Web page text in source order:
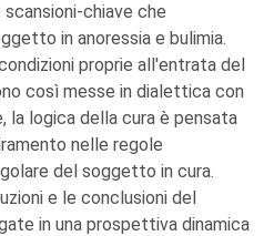
chiave che
in anoressia e bulimia.
proprie all'entrata del
così messe in dialettica con
logica della cura è pensata
nelle regole
del soggetto in cura.
e le conclusioni del
in una prospettiva dinamica